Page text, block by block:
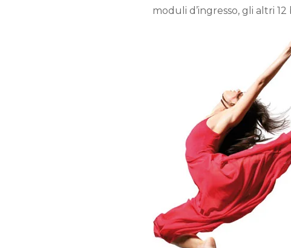
moduli d’ingresso, gli altri 12